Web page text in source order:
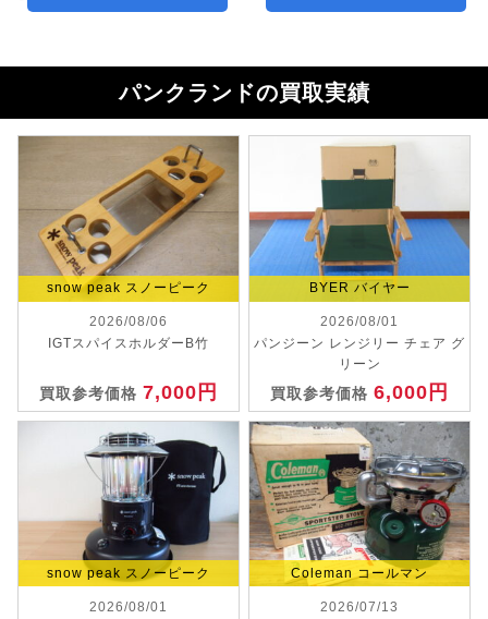
パンクランドの買取実績
snow peak スノーピーク
2026/08/06
IGTスパイスホルダーB竹
買取参考価格 7,000円
BYER バイヤー
2026/08/01
パンジーン レンジリー チェア グ
リーン
買取参考価格6,000円
snow peak スノーピーク
2026/08/01
Coleman コールマン
2026/07/13